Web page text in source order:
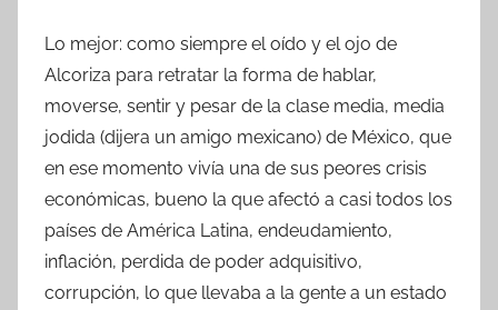
Lo mejor: como siempre el oído y el ojo de
Alcoriza para retratar la forma de hablar,
moverse, sentir y pesar de la clase media, media
jodida (dijera un amigo mexicano) de México, que
en ese momento vivía una de sus peores crisis
económicas, bueno la que afectó a casi todos los
países de América Latina, endeudamiento,
inflación, perdida de poder adquisitivo,
corrupción, lo que llevaba a la gente a un estado